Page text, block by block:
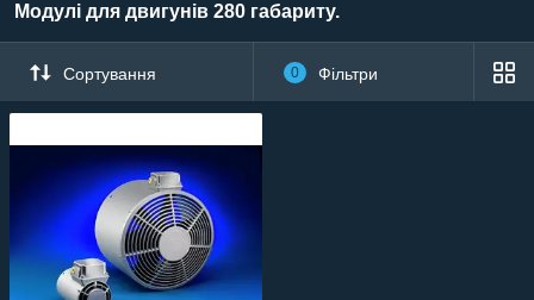
Модулі для двигунів 280 габариту.
Сортування 0 Фільтри